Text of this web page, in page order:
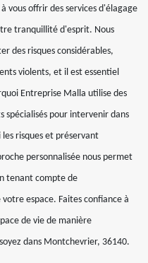
vous offrir des services d'élagage
tranquillité d'esprit. Nous
des risques considérables,
violents, et il est essentiel
Entreprise Malla utilise des
spécialisés pour intervenir dans
risques et préservant
personnalisée nous permet
tenant compte de
espace. Faites confiance à
de vie de manière
dans Montchevrier, 36140.